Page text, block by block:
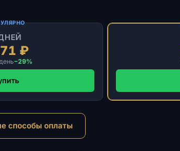
₽
−29%
способы оплаты